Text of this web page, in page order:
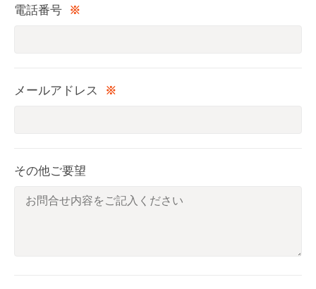
電話番号 ※
メールアドレス ※
その他ご要望